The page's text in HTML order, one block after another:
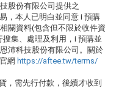
股份有限公司提供之
，本人已明白並同意 i 預購
關資料(包含但不限於收件資
集、處理及利用，i 預購並
沛科技股份有限公司。關於
網 https://aftee.tw/terms/
，需先行付款，後續才收到